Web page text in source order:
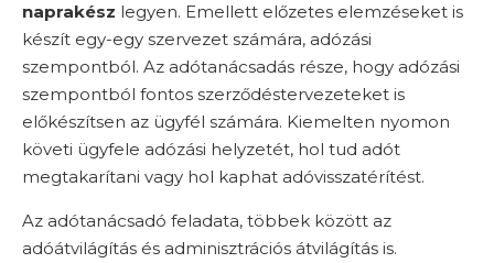
naprakész legyen. Emellett előzetes elemzéseket is
készít egy-egy szervezet számára, adózási
szempontból. Az adótanácsadás része, hogy adózási
szempontból fontos szerződéstervezeteket is
előkészítsen az ügyfél számára. Kiemelten nyomon
követi ügyfele adózási helyzetét, hol tud adót
megtakarítani vagy hol kaphat adóvisszatérítést.
Az adótanácsadó feladata, többek között az
adóátvilágítás és adminisztrációs átvilágítás is.